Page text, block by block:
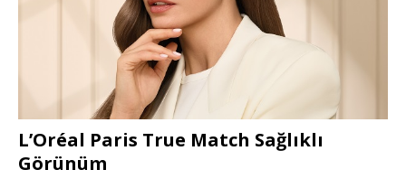
L’Oréal Paris True Match Sağlıklı
Görünüm